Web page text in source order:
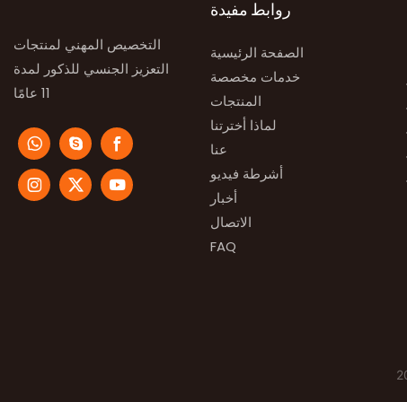
التخصيص المهني لمنتجات
التعزيز الجنسي للذكور لمدة
11 عامًا
روابط مفيدة
الصفحة الرئيسية
خدمات مخصصة
المنتجات
لماذا أخترتنا
عنا
أشرطة فيديو
أخبار
الاتصال
FAQ